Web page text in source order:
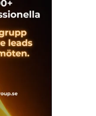
Drygt 210 000 antagna